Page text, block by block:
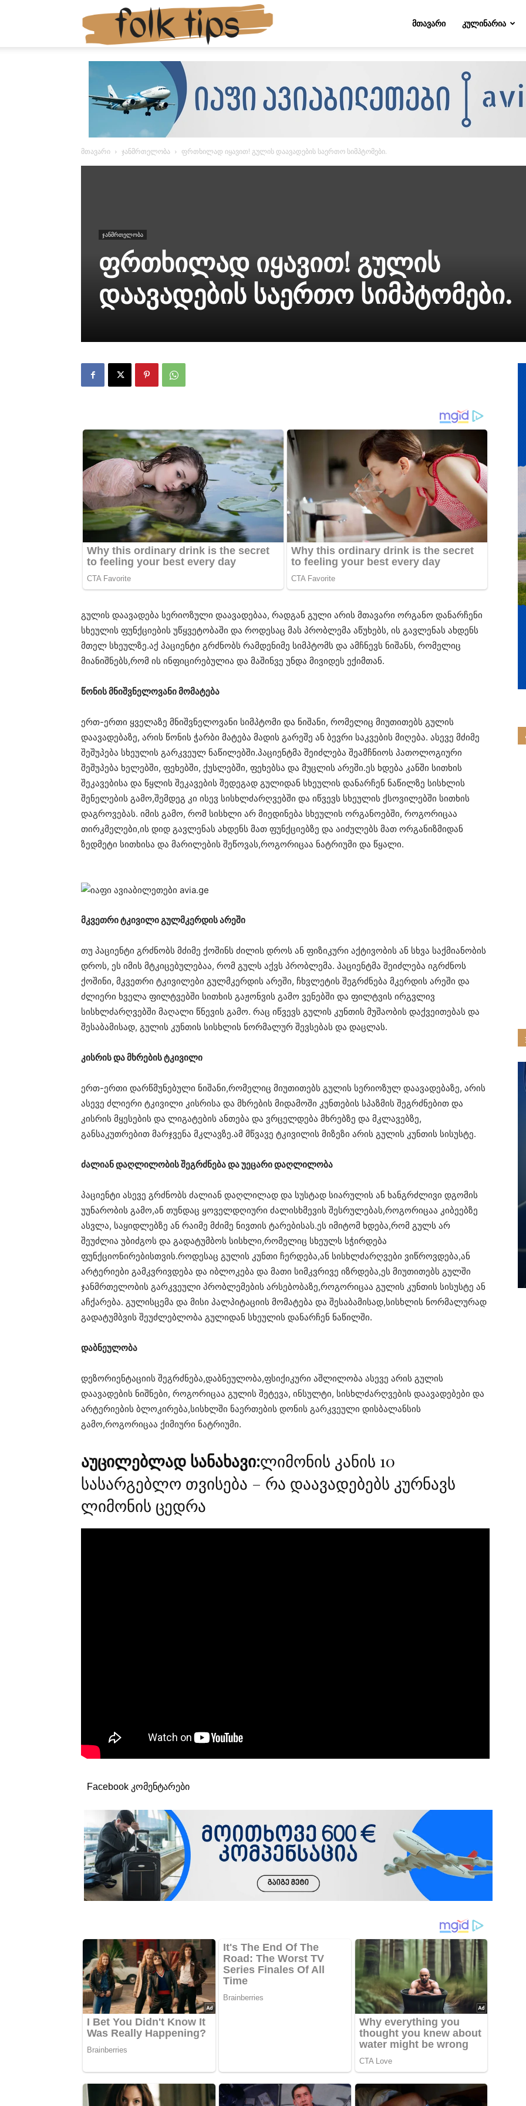
Folktips.org ᲛᲗᲐᲕᲐᲠᲘ ᲙᲣᲚᲘᲜᲐᲠᲘᲐ
მთავარი ჯანმრთელობა ფრთხილად იყავით! გულის დაავადების საერთო სიმპტომები.
ჯანმრთელობა
ფრთხილად იყავით! გულის
დაავადების საერთო სიმპტომები.
გულის დაავადება სერიოზული დაავადებაა, რადგან გული არის მთავარი ორგანო დანარჩენი
სხეულის ფუნქციების უწყვეტობაში და როდესაც მას პრობლემა აწუხებს, ის გავლენას ახდენს
მთელ სხეულზე.აქ პაციენტი გრძნობს რამდენიმე სიმპტომს და ამჩნევს ნიშანს, რომელიც
მიანიშნებს,რომ ის ინფიცირებულია და მაშინვე უნდა მივიდეს ექიმთან.
წონის მნიშვნელოვანი მომატება
ერთ-ერთი ყველაზე მნიშვნელოვანი სიმპტომი და ნიშანი, რომელიც მიუთითებს გულის
დაავადებაზე, არის წონის ჭარბი მატება მადის გარეშე ან ბევრი საკვების მიღება. ასევე მძიმე
შეშუპება სხეულის გარკვეულ ნაწილებში.პაციენტმა შეიძლება შეამჩნიოს პათოლოგიური
შეშუპება ხელებში, ფეხებში, ქუსლებში, ფეხებსა და მუცლის არეში.ეს ხდება კანში სითხის
შეკავებისა და წყლის შეკავების შედეგად გულიდან სხეულის დანარჩენ ნაწილზე სისხლის
შენელების გამო,შემდეგ კი ისევ სისხლძარღვებში და იწვევს სხეულის ქსოვილებში სითხის
დაგროვებას. იმის გამო, რომ სისხლი არ მიედინება სხეულის ორგანოებში, როგორიცაა
თირკმელები,ის დიდ გავლენას ახდენს მათ ფუნქციებზე და აიძულებს მათ ორგანიზმიდან
ზედმეტი სითხისა და მარილების შეწოვას,როგორიცაა ნატრიუმი და წყალი.
მკვეთრი ტკივილი გულმკერდის არეში
თუ პაციენტი გრძნობს მძიმე ქოშინს ძილის დროს ან ფიზიკური აქტივობის ან სხვა საქმიანობის
დროს, ეს იმის მტკიცებულებაა, რომ გულს აქვს პრობლემა. პაციენტმა შეიძლება იგრძნოს
ქოშინი, მკვეთრი ტკივილები გულმკერდის არეში, ჩხვლეტის შეგრძნება მკერდის არეში და
ძლიერი ხველა ფილტვებში სითხის გაჟონვის გამო ვენებში და ფილტვის ირგვლივ
სისხლძარღვებში მაღალი წნევის გამო. რაც იწვევს გულის კუნთის მუშაობის დაქვეითებას და
შესაბამისად, გულის კუნთის სისხლის ნორმალურ შევსებას და დაცლას.
კისრის და მხრების ტკივილი
ერთ-ერთი დარწმუნებული ნიშანი,რომელიც მიუთითებს გულის სერიოზულ დაავადებაზე, არის
ასევე ძლიერი ტკივილი კისრისა და მხრების მიდამოში კუნთების სპაზმის შეგრძნებით და
კისრის მყესების და ლიგატების ანთება და ვრცელდება მხრებზე და მკლავებზე,
განსაკუთრებით მარჯვენა მკლავზე.ამ მწვავე ტკივილის მიზეზი არის გულის კუნთის სისუსტე.
ძალიან დაღლილობის შეგრძნება და უეცარი დაღლილობა
პაციენტი ასევე გრძნობს ძალიან დაღლილად და სუსტად სიარულის ან ხანგრძლივი დგომის
უუნარობის გამო,ან თუნდაც ყოველდღიური ძალისხმევის შესრულებას,როგორიცაა კიბეებზე
ასვლა, საყიდლებზე ან რაიმე მძიმე ნივთის ტარებისას.ეს იმიტომ ხდება,რომ გულს არ
შეუძლია უბიძგოს და გადატუმბოს სისხლი,რომელიც სხეულს სჭირდება
ფუნქციონირებისთვის.როდესაც გულის კუნთი ჩერდება,ან სისხლძარღვები ვიწროვდება,ან
არტერიები გამკვრივდება და იბლოკება და მათი სიმკვრივე იზრდება,ეს მიუთითებს გულში
ჯანმრთელობის გარკვეული პრობლემების არსებობაზე,როგორიცაა გულის კუნთის სისუსტე ან
აჩქარება. გულისცემა და მისი პალპიტაციის მომატება და შესაბამისად,სისხლის ნორმალურად
გადატუმბვის შეუძლებლობა გულიდან სხეულის დანარჩენ ნაწილში.
დაბნეულობა
დეზორიენტაციის შეგრძნება,დაბნეულობა,ფსიქიკური აშლილობა ასევე არის გულის
დაავადების ნიშნები, როგორიცაა გულის შეტევა, ინსულტი, სისხლძარღვების დაავადებები და
არტერიების ბლოკირება,სისხლში ნაერთების დონის გარკვეული დისბალანსის
გამო,როგორიცაა ქიმიური ნატრიუმი.
აუცილებლად სანახავი:ლიმონის კანის 10
სასარგებლო თვისება – რა დაავადებებს კურნავს
ლიმონის ცედრა
Facebook კომენტარები